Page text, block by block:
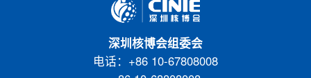
深圳核博会组委会
电话：+86 10-67808008